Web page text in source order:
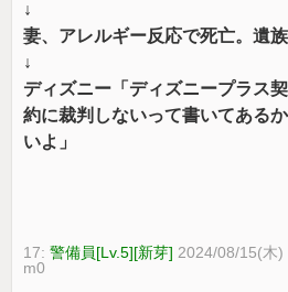
↓
妻、アレルギー反応で死亡。遺族
↓
ディズニー「ディズニープラス
約に裁判しないって書いてある
いよ」
17:警備員[Lv.5][新芽] 2024/08/15(木
m0